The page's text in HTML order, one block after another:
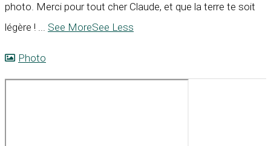
photo. Merci pour tout cher Claude, et que la terre te soit
légère ! ... See MoreSee Less
Photo